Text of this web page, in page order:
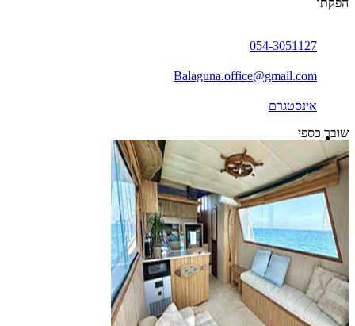
054-3051127
Balaguna.office@gmail.com
אינסטגרם
שובר כספי